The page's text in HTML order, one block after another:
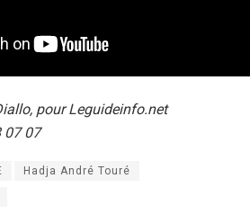
pour Leguideinfo.net
07 07
Hadja André Touré